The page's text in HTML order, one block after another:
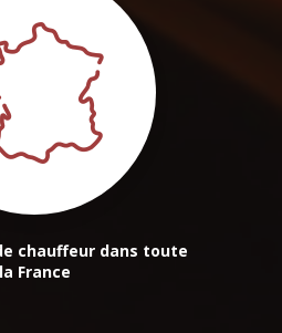
chauffeur dans toute
la France